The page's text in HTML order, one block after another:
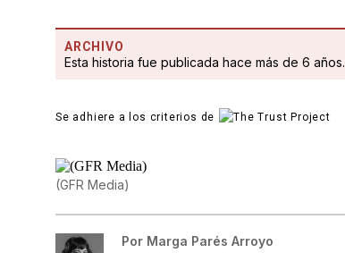
ARCHIVO
Esta historia fue publicada hace más de 6 años.
Se adhiere a los criterios de
(GFR Media)
Por Marga Parés Arroyo